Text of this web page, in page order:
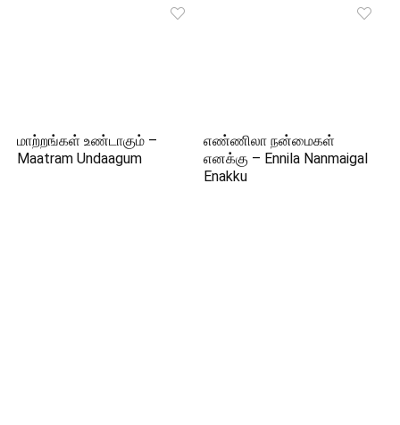
மாற்றங்கள் உண்டாகும் –
Maatram Undaagum
எண்ணிலா நன்மைகள்
எனக்கு – Ennila Nanmaigal
Enakku